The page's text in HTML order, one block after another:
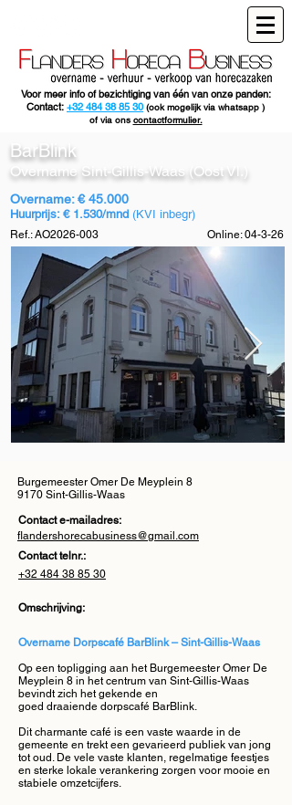
Voor meer info of bezichtiging van één van onze panden:
Contact: +32 484 38 85 30 (ook mogelijk via whatsapp )
of via ons contactformulier.
BarBlink
Overname Sint-Gillis-Waas (Oost Vl.)
Overname: € 45.000
Huurprijs: € 1.530/mnd (KVI inbegr)
Ref.: AO2026-003 Online: 04-3-26
Omschrijving:
Overname Dorpscafé BarBlink – Sint-Gillis-Waas
Op een topligging aan het Burgemeester Omer De
Meyplein 8 in het centrum van Sint-Gillis-Waas
bevindt zich het gekende en
goed draaiende dorpscafé BarBlink.
Dit charmante café is een vaste waarde in de
gemeente en trekt een gevarieerd publiek van jong
tot oud. De vele vaste klanten, regelmatige feestjes
en sterke lokale verankering zorgen voor mooie en
stabiele omzetcijfers.
Contact e-mailadres:
flandershorecabusiness@gmail.com
Contact telnr.:
+32 484 38 85 30
Burgemeester Omer De Meyplein 8
9170 Sint-Gillis-Waas